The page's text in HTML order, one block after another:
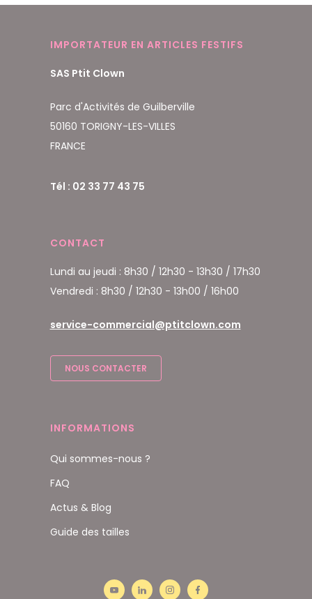
IMPORTATEUR EN ARTICLES FESTIFS
SAS Ptit Clown
Parc d'Activités de Guilberville
50160 TORIGNY-LES-VILLES
FRANCE
Tél : 02 33 77 43 75
CONTACT
Lundi au jeudi : 8h30 / 12h30 - 13h30 / 17h30
Vendredi : 8h30 / 12h30 - 13h00 / 16h00
service-commercial@ptitclown.com
NOUS CONTACTER
INFORMATIONS
Qui sommes-nous ?
FAQ
Actus & Blog
Guide des tailles